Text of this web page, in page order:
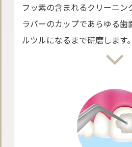
フッ素の含まれるクリーニン
ラバーのカップであらゆる歯
ルツルになるまで研磨します。